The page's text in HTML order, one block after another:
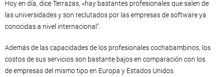
Hoy en día, dice Terrazas, «hay bastantes profesionales que salen de
las universidades y son reclutados por las empresas de software ya
conocidas a nivel internacional”.
Además de las capacidades de los profesionales cochabambinos, los
costos de sus servicios son bastante bajos en comparación con los
de empresas del mismo tipo en Europa y Estados Unidos.